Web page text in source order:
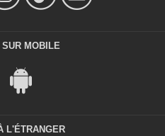
MOBILE
L'ÉTRANGER